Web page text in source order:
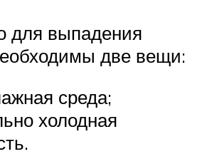
для выпадения
две вещи:
среда;
холодная